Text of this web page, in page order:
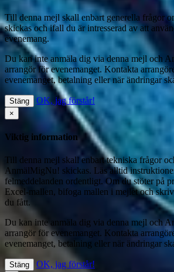
Till denna mejl skall enbart generella frågor
skickas och ifall du är intresserad av att
evenemang.
Du kan inte anmäla dig via denna mejl och
arrangör för evenemanget. Kontakta
evenemanget, betalning eller när ändringar
Stäng OK, jag förstår!
×
Viktig information
Till denna mejl skall enbart tekniska frågor
AnmälMigNu! skickas. Läs alltid
felmeddelanden ordentligt. Om du stöter på
Excel-mallen, bifoga mallen i mejlet och
du fått.
Du kan inte anmäla dig via denna mejl och
arrangör för evenemanget. Kontakta
evenemanget, betalning eller när ändringar
Stäng OK, jag förstår!